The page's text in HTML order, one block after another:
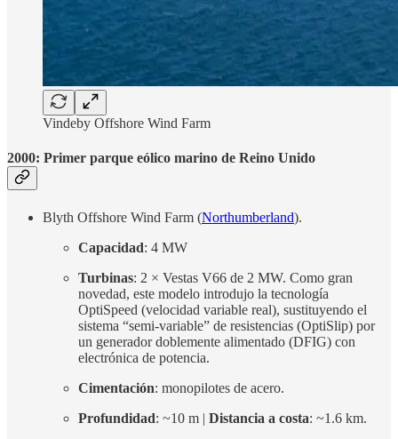
Vindeby Offshore Wind Farm
2000: Primer parque eólico marino de Reino Unido
Blyth Offshore Wind Farm (Northumberland).
Capacidad: 4 MW
Turbinas: 2 × Vestas V66 de 2 MW. Como gran
novedad, este modelo introdujo la tecnología
OptiSpeed (velocidad variable real), sustituyendo el
sistema “semi-variable” de resistencias (OptiSlip) por
un generador doblemente alimentado (DFIG) con
electrónica de potencia.
Cimentación: monopilotes de acero.
Profundidad: ~10 m | Distancia a costa: ~1.6 km.